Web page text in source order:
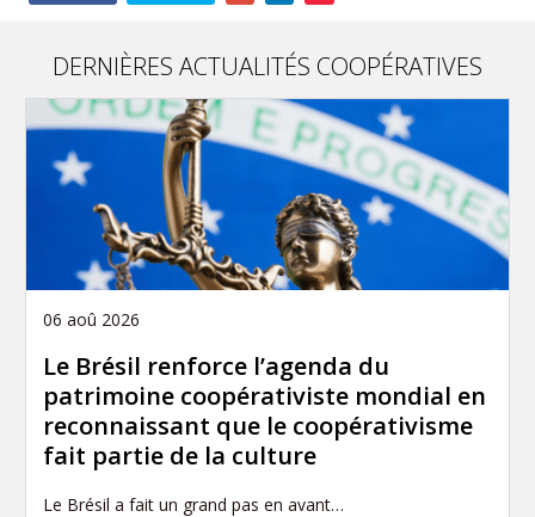
DERNIÈRES ACTUALITÉS COOPÉRATIVES
06 aoû 2026
Le Brésil renforce l’agenda du
patrimoine coopérativiste mondial en
reconnaissant que le coopérativisme
fait partie de la culture
Le Brésil a fait un grand pas en avant…